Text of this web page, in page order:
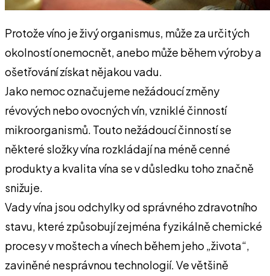
Protože víno je živý organismus, může za určitých
okolností onemocnět, anebo může během výroby a
ošetřování získat nějakou vadu.
Jako nemoc označujeme nežádoucí změny
révových nebo ovocných vín, vzniklé činností
mikroorganismů. Touto nežádoucí činností se
některé složky vína rozkládají na méně cenné
produkty a kvalita vína se v důsledku toho značně
snižuje.
Vady vína jsou odchylky od správného zdravotního
stavu, které způsobují zejména fyzikálně chemické
procesy v moštech a vínech během jeho „života“,
zaviněné nesprávnou technologií. Ve většině